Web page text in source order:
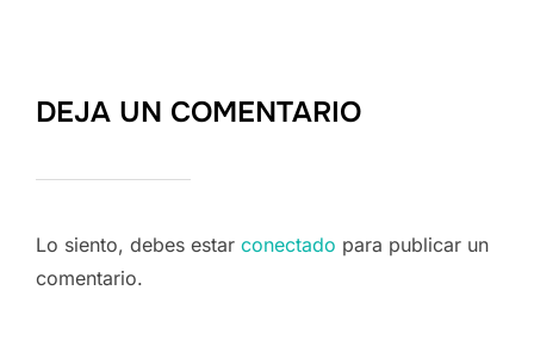
DEJA UN COMENTARIO
Lo siento, debes estar conectado para publicar un
comentario.